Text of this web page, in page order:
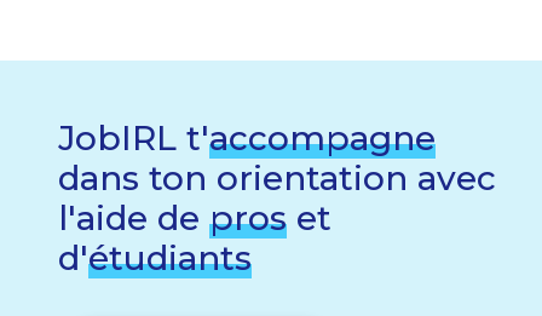
JobIRL t'accompagne
dans ton orientation avec
l'aide de pros et
d'étudiants